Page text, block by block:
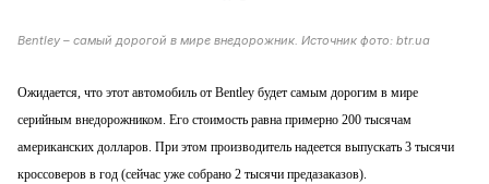
Bentley – самый дорогой в мире внедорожник. Источник фото: btr.ua
Ожидается, что этот автомобиль от Bentley будет самым дорогим в мире
серийным внедорожником. Его стоимость равна примерно 200 тысячам
американских долларов. При этом производитель надеется выпускать 3 тысячи
кроссоверов в год (сейчас уже собрано 2 тысячи предазаказов).